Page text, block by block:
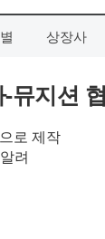
상장사
뮤지션
로 제작
려